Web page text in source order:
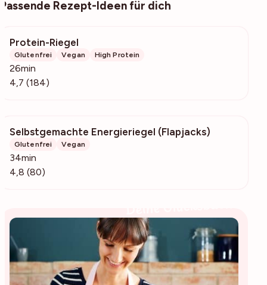
Passende Rezept-Ideen für dich
Protein-Riegel
Glutenfrei Vegan High Protein
26min
4,7 (184)
Selbstgemachte Energieriegel (Flapjacks)
Glutenfrei Vegan
34min
4,8 (80)